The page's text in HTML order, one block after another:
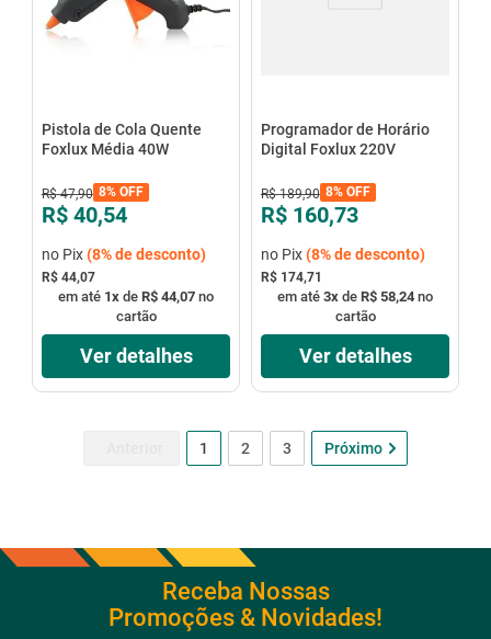
Pistola de Cola Quente
Foxlux Média 40W
R$ 47,90 8%OFF
R$ 40,54
no Pix(8%de desconto)
R$ 44,07
em até 1x de R$ 44,07 no
cartão
Ver detalhes
Programador de Horário
Digital Foxlux 220V
R$ 189,90 8%OFF
R$ 160,73
no Pix(8%de desconto)
R$ 174,71
em até 3x de R$ 58,24 no
cartão
Ver detalhes
1 2 3
Receba Nossas
Promoções & Novidades!